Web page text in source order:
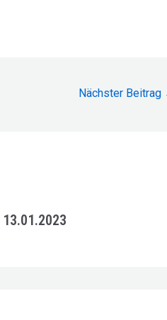
Nächster Beitrag
13.01.2023